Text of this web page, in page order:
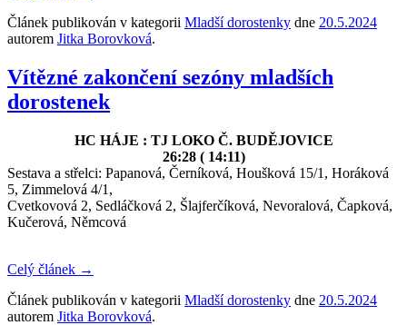
Článek publikován v kategorii Mladší dorostenky dne 20.5.2024
autorem Jitka Borovková.
Vítězné zakončení sezóny mladších
dorostenek
HC HÁJE : TJ LOKO Č. BUDĚJOVICE
26:28 ( 14:11)
Sestava a střelci: Papanová, Černíková, Houšková 15/1, Horáková
5, Zimmelová 4/1,
Cvetkovová 2, Sedláčková 2, Šlajferčíková, Nevoralová, Čapková,
Kučerová, Němcová
Celý článek →
Článek publikován v kategorii Mladší dorostenky dne 20.5.2024
autorem Jitka Borovková.